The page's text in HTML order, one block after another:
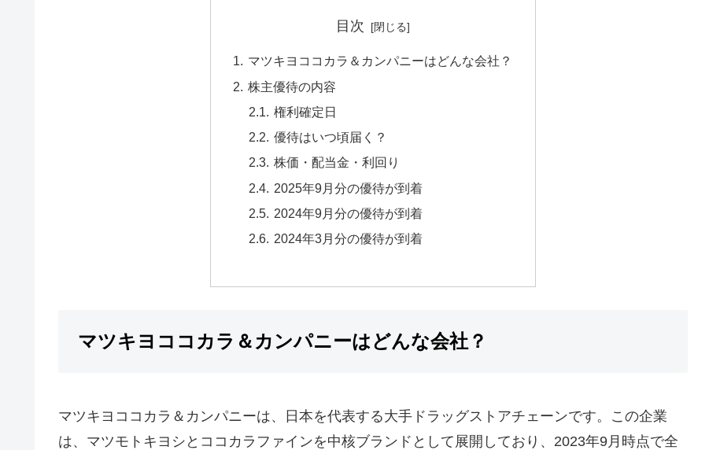
目次
マツキヨココカラ＆カンパニーはどんな会社？
株主優待の内容
権利確定日
優待はいつ頃届く？
株価・配当金・利回り
2025年9月分の優待が到着
2024年9月分の優待が到着
2024年3月分の優待が到着
マツキヨココカラ＆カンパニーはどんな会社？
マツキヨココカラ＆カンパニーは、日本を代表する大手ドラッグストアチェーンです。この企業
は、マツモトキヨシとココカラファインを中核ブランドとして展開しており、2023年9月時点で全